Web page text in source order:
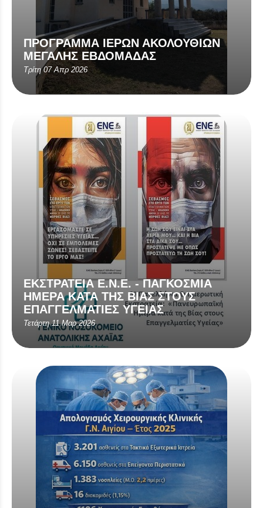
ΠΡΟΓΡΑΜΜΑ ΙΕΡΩΝ ΑΚΟΛΟΥΘΙΩΝ
ΜΕΓΑΛΗΣ ΕΒΔΟΜΑΔΑΣ
Τρίτη 07 Απρ 2026
ΕΚΣΤΡΑΤΕΙΑ Ε.Ν.Ε. - ΠΑΓΚΟΣΜΙΑ
ΗΜΕΡΑ ΚΑΤΑ ΤΗΣ ΒΙΑΣ ΣΤΟΥΣ
ΕΠΑΓΓΕΛΜΑΤΙΕΣ ΥΓΕΙΑΣ
Τετάρτη 11 Μαρ 2026